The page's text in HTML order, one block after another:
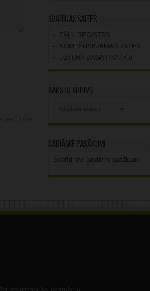
Svarīgas saites
ZĀĻU REĢISTRS
KOMPENSĒJAMĀS ZĀLES
UZTURA BAGĀTINĀTĀJI
Rakstu arhīvs
Gaidāmie pasākumi
Šobrīd nav gaidāmo pasākumi.
izmantojot šo informāciju.